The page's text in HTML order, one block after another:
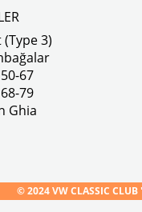
(Type 3)
67
79
Ghia
© 2024 VW CLASSIC